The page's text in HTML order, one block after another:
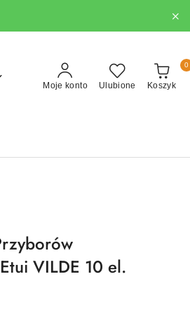
Moje konto Ulubione Koszyk
0
VILDE 10 el.